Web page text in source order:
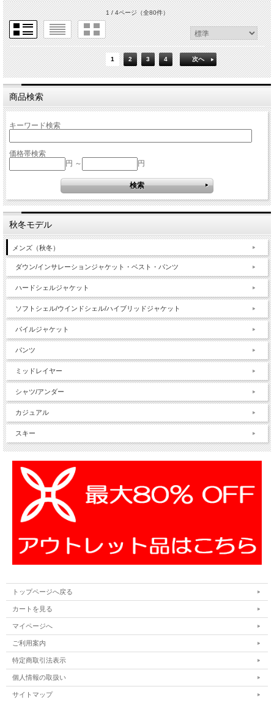
1 / 4ページ（全80件）
1 2 3 4 次へ
商品検索
キーワード検索
価格帯検索
円 ～
円
秋冬モデル
メンズ（秋冬）
ダウン/インサレーションジャケット・ベスト・パンツ
ハードシェルジャケット
ソフトシェル/ウインドシェル/ハイブリッドジャケット
パイルジャケット
パンツ
ミッドレイヤー
シャツ/アンダー
カジュアル
スキー
トップページへ戻る
カートを見る
マイページへ
ご利用案内
特定商取引法表示
個人情報の取扱い
サイトマップ